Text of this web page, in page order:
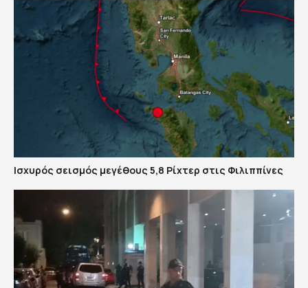
Ισχυρός σεισμός μεγέθους 5,8 Ρίχτερ στις Φιλιππίνες